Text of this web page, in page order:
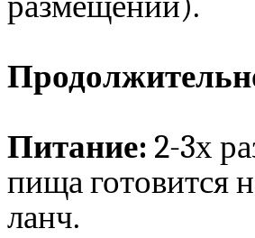
Питание: 2-3х
пища готовится
ланч.